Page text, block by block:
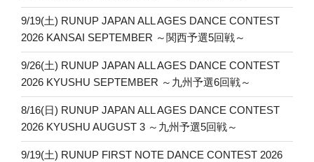
9/19(土) RUNUP JAPAN ALL AGES DANCE CONTEST
2026 KANSAI SEPTEMBER ～関西予選5回戦～
9/26(土) RUNUP JAPAN ALL AGES DANCE CONTEST
2026 KYUSHU SEPTEMBER ～九州予選6回戦～
8/16(日) RUNUP JAPAN ALL AGES DANCE CONTEST
2026 KYUSHU AUGUST 3 ～九州予選5回戦～
9/19(土) RUNUP FIRST NOTE DANCE CONTEST 2026